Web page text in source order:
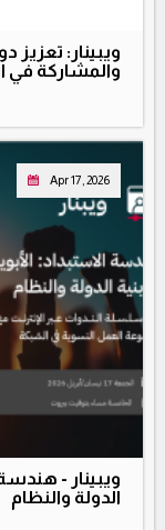
والمشاركة في
Apr 17, 2026
ويبينار -
الدولة والنظام